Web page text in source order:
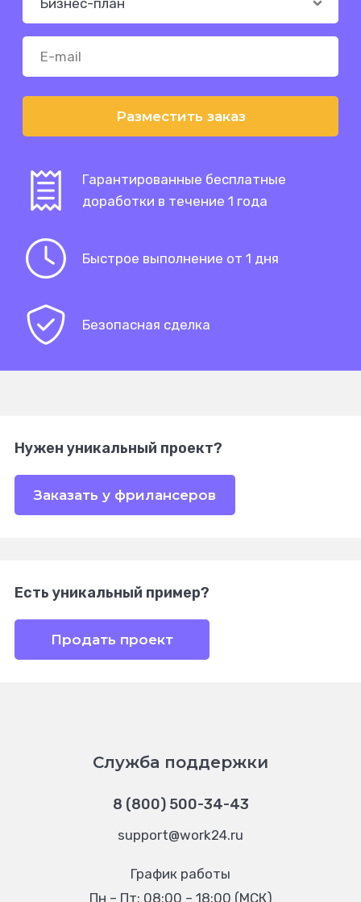
Разместить заказ
Гарантированные бесплатные
доработки в течение 1 года
Быстрое выполнение от 1 дня
Безопасная сделка
Нужен уникальный проект?
Заказать у фрилансеров
Есть уникальный пример?
Продать проект
Служба поддержки
8 (800) 500-34-43
support@work24.ru
График работы
Пн – Пт: 08:00 – 18:00 (МСК)